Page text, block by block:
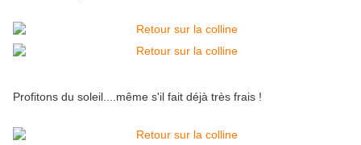
Profitons du soleil....même s'il fait déjà très frais !